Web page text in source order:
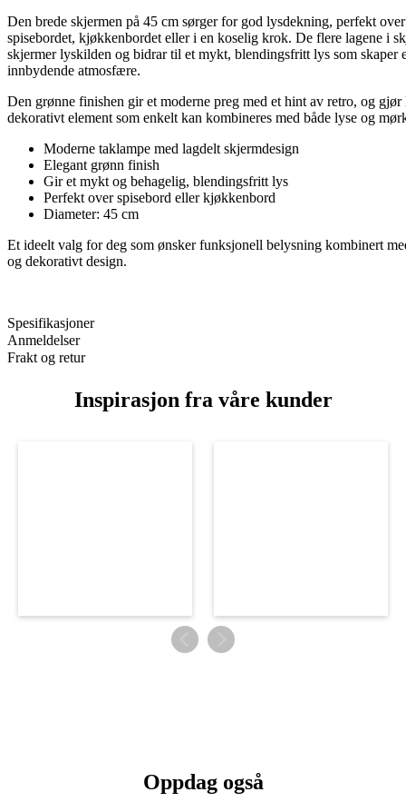
Den brede skjermen på 45 cm sørger for god lysdekning, perfekt over
spisebordet, kjøkkenbordet eller i en koselig krok. De flere lagene i
skjermer lyskilden og bidrar til et mykt, blendingsfritt lys som skaper
innbydende atmosfære.
Den grønne finishen gir et moderne preg med et hint av retro, og gjør
dekorativt element som enkelt kan kombineres med både lyse og
Moderne taklampe med lagdelt skjermdesign
Elegant grønn finish
Gir et mykt og behagelig, blendingsfritt lys
Perfekt over spisebord eller kjøkkenbord
Diameter: 45 cm
Et ideelt valg for deg som ønsker funksjonell belysning kombinert
og dekorativt design.
Spesifikasjoner
Anmeldelser
Frakt og retur
Inspirasjon fra våre kunder
Oppdag også